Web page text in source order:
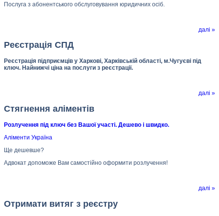
Послуга з абонентського обслуговування юридичних осіб.
далі »
Реєстрація СПД
Реєстрація підприємців у Харкові, Харківській області, м.Чугуєві під
ключ. Найнижчі ціна на послуги з реєстрації.
далі »
Стягнення аліментів
Розлучення під ключ без Вашої участі. Дешево і швидко.
Аліменти Україна
Ще дешевше?
Адвокат допоможе Вам самостійно оформити розлучення!
далі »
Отримати витяг з реєстру